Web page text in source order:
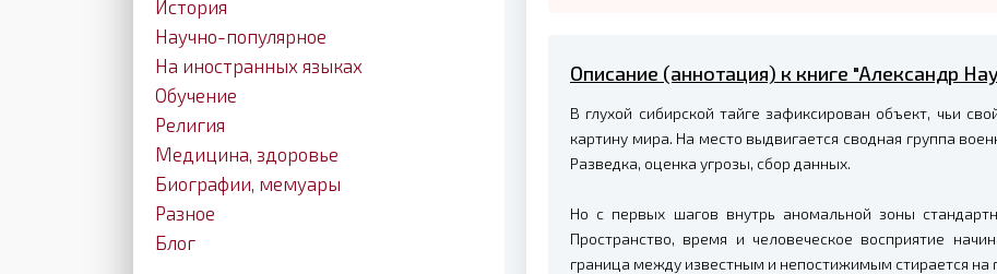
Описание (аннотация) к книге "Александр
В глухой сибирской тайге зафиксирован объект, чьи
картину мира. На место выдвигается сводная группа
Разведка, оценка угрозы, сбор данных.
Но с первых шагов внутрь аномальной зоны
Пространство, время и человеческое восприятие
граница между известным и непостижимым стирается на
История
Научно-популярное
На иностранных языках
Обучение
Религия
Медицина, здоровье
Биографии, мемуары
Разное
Блог